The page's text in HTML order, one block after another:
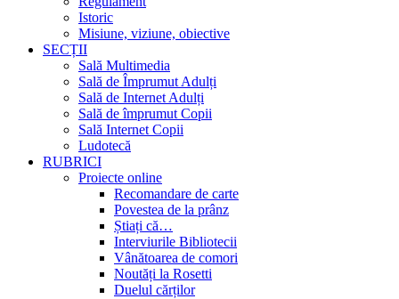
Istoric
Misiune, viziune, obiective
SECȚII
Sală Multimedia
Sală de Împrumut Adulți
Sală de Internet Adulți
Sală de împrumut Copii
Sală Internet Copii
Ludotecă
RUBRICI
Proiecte online
Recomandare de carte
Povestea de la prânz
Știați că…
Interviurile Bibliotecii
Vânătoarea de comori
Noutăți la Rosetti
Duelul cărților